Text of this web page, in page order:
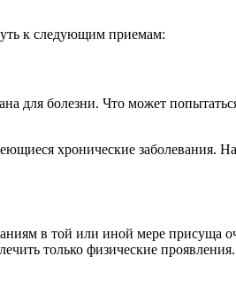
к следующим приемам:
для болезни. Что может
хронические заболевания.
в той или иной мере присуща
только физические проявления.